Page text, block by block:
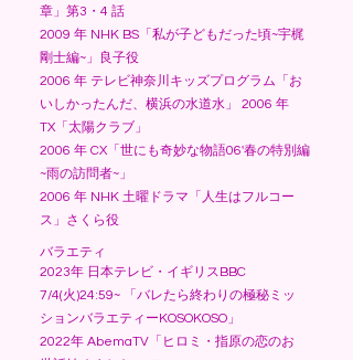
章」第3・4 話
2009 年 NHK BS「私が子どもだった頃~宇梶
剛士編~」良子役
2006 年 テレビ神奈川キッズプログラム「お
いしかったんだ、横浜の水道水」 2006 年
TX「太陽クラブ」
2006 年 CX「世にも奇妙な物語06'春の特別編
~雨の訪問者~」
2006 年 NHK 土曜ドラマ「人生はフルコー
ス」さくら役
​バラエティ
2023年 日本テレビ・イギリスBBC
7/4(火)24:59~ 「バレたら終わりの極秘ミッ
ションバラエティーKOSOKOSO」
2022年 AbemaTV「ヒロミ・指原の恋のお